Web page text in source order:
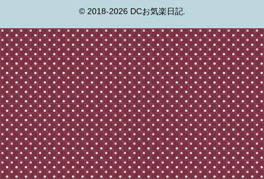
© 2018-2026 DCお気楽日記.